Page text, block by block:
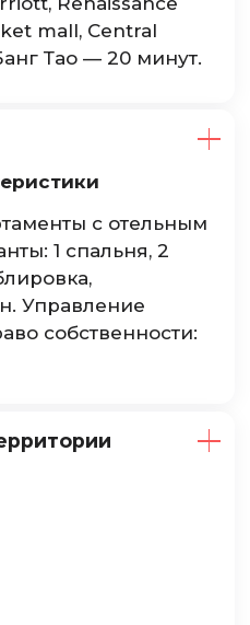
mall, Central
Тао — 20 минут.
с отельным
1 спальня, 2
Управление
собственности: